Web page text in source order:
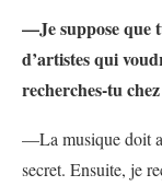
—Je suppose que
d’artistes qui
recherches-tu
—La musique doit
secret. Ensuite, je